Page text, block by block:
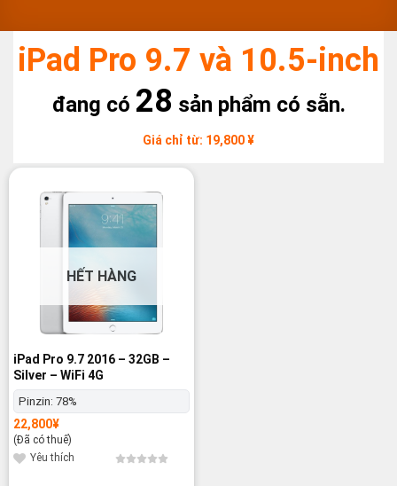
iPad Pro 9.7 và 10.5-inch
đang có 28 sản phẩm có sẵn.
Giá chỉ từ: 19,800 ¥
HẾT HÀNG
iPad Pro 9.7 2016 – 32GB –
Silver – WiFi 4G
Pinzin: 78%
22,800¥
(Đã có thuế)
Yêu thích